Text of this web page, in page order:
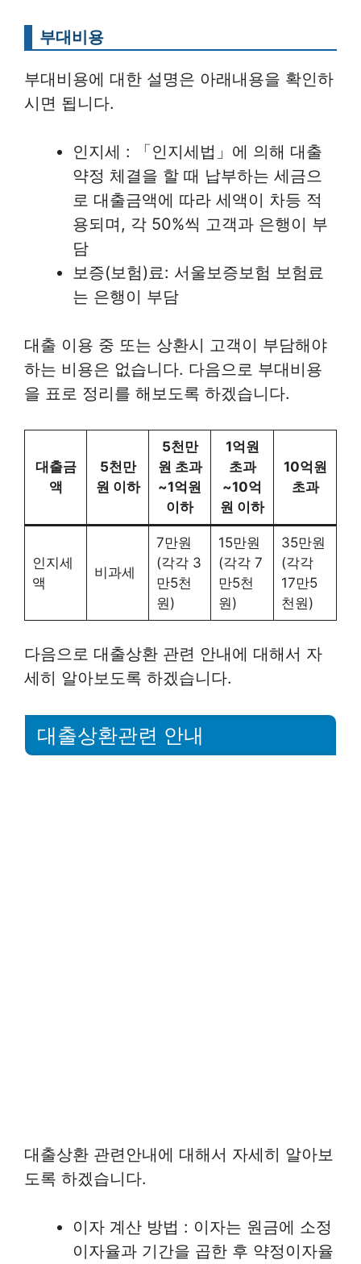
부대비용
부대비용에 대한 설명은 아래내용을 확인하
시면 됩니다.
인지세 : 「인지세법」에 의해 대출
약정 체결을 할 때 납부하는 세금으
로 대출금액에 따라 세액이 차등 적
용되며, 각 50%씩 고객과 은행이 부
담
보증(보험)료: 서울보증보험 보험료
는 은행이 부담
대출 이용 중 또는 상환시 고객이 부담해야
하는 비용은 없습니다. 다음으로 부대비용
을 표로 정리를 해보도록 하겠습니다.
대출금
액
5천만
원 이하
5천만
원 초과
~1억원
이하
1억원
초과
~10억
원 이하
10억원
초과
인지세
액
비과세
7만원
(각각 3
만5천
원)
15만원
(각각 7
만5천
원)
35만원
(각각
17만5
천원)
다음으로 대출상환 관련 안내에 대해서 자
세히 알아보도록 하겠습니다.
대출상환관련 안내
대출상환 관련안내에 대해서 자세히 알아보
도록 하겠습니다.
이자 계산 방법 : 이자는 원금에 소정
이자율과 기간을 곱한 후 약정이자율